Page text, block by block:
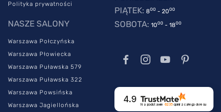
Polityka prywatności
NASZE SALONY
Warszawa Połczyńska
Warszawa Płowiecka
Warszawa Puławska 579
Warszawa Puławska 322
Warszawa Powsińska
Warszawa Jagiellońska
PIĄTEK: 800 - 2000
SOBOTA: 1000 - 1800
4.9
Na podstawie 6235opinii z całego okresu